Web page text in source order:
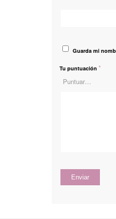
Guarda mi
Tu puntuación *